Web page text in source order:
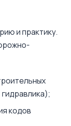
и практику.
кодов